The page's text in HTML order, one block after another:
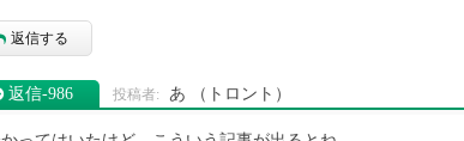
返信する
返信‐986 あ （トロント）